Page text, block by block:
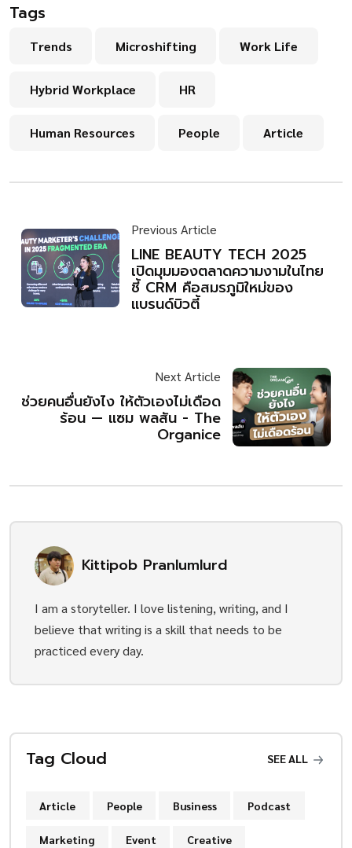
Tags
Trends Microshifting Work Life
Hybrid Workplace HR
Human Resources People Article
Previous Article
LINE BEAUTY TECH 2025
เปิดมุมมองตลาดความงามในไทย
ชี้ CRM คือสมรภูมิใหม่ของ
แบรนด์บิวตี้
Next Article
ช่วยคนอื่นยังไง ให้ตัวเองไม่เดือด
ร้อน — แซม พลสัน - The
Organice
Kittipob Pranlumlurd
I am a storyteller. I love listening, writing, and I
believe that writing is a skill that needs to be
practiced every day.
Tag Cloud SEE ALL
Article People Business Podcast
Marketing Event Creative